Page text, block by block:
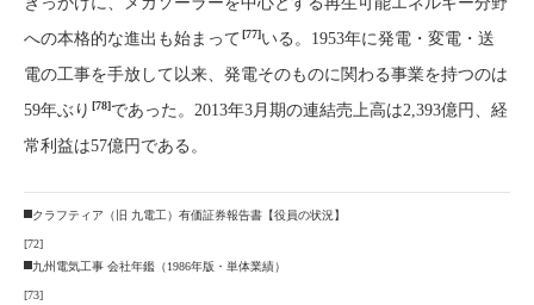
への本格的な進出も始まって[77]いる。1953年に発電・変電・送
電の工事を手放して以来、発電そのものに関わる事業を持つのは
59年ぶり [78]であった。2013年3月期の連結売上高は2,393億円、経
常利益は57億円である。
クラフティア（旧 九電工）有価証券報告書【役員の状況】
[72]
九州電気工事 会社年鑑（1986年版・単体業績）
[73]